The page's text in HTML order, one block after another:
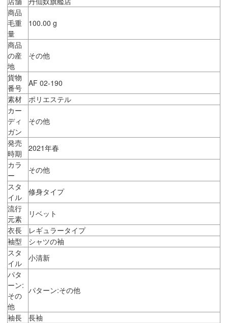
商品
毛重
量
100.00 g
商品
の産
地
その他
貨物
番号
AF 02-190
素材
ポリエステル
カー
ディ
ガン
その他
発売
時期
2021年春
カラ
ー
その他
スタ
イル
修身タイプ
流行
元素
リベット
衣長
レギュラータイプ
袖型
シャツの袖
スタ
イル
小清新
パタ
ーン:
その
他
パターン:その他
袖長 長袖